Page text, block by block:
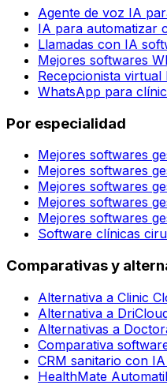
Agente de voz IA
IA para automatizar
Llamadas con IA
Mejores softwares
Recepcionista
WhatsApp para
Por especialidad
Mejores softwares
Mejores softwares
Mejores softwares
Mejores softwares
Mejores softwares
Software clínicas
Comparativas y
Alternativa a Clinic
Alternativa a
Alternativas a
Comparativa
CRM sanitario con
HealthMate